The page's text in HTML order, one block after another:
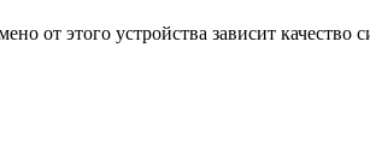
от этого устройства зависит